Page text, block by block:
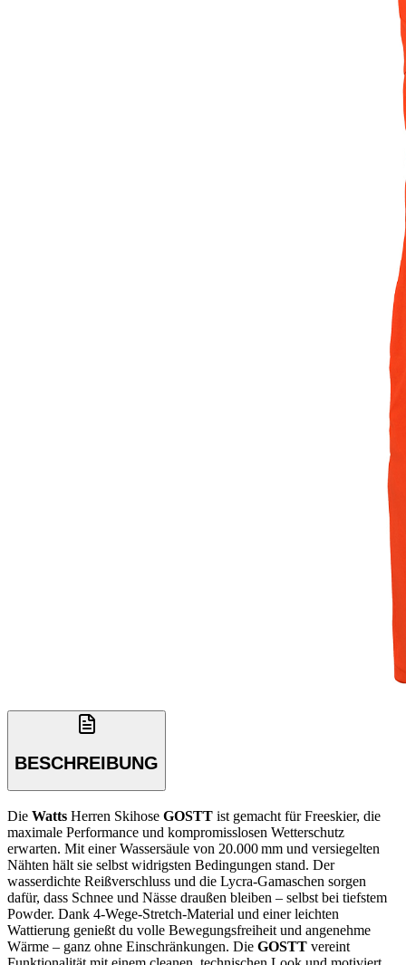
BESCHREIBUNG
Die Watts Herren Skihose GOSTT ist gemacht für Freeskier, die
maximale Performance und kompromisslosen Wetterschutz
erwarten. Mit einer Wassersäule von 20.000 mm und versiegelten
Nähten hält sie selbst widrigsten Bedingungen stand. Der
wasserdichte Reißverschluss und die Lycra-Gamaschen sorgen
dafür, dass Schnee und Nässe draußen bleiben – selbst bei tiefstem
Powder. Dank 4-Wege-Stretch-Material und einer leichten
Wattierung genießt du volle Bewegungsfreiheit und angenehme
Wärme – ganz ohne Einschränkungen. Die GOSTT vereint